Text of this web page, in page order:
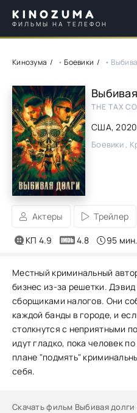
KINOZUMA
ФИЛЬМЫ НА ТЕЛЕФОН
Кинозума •Боевики •
THE TAX
США,2020
Боевики ,
Актеры Трейлер
КП 4.9 4.8 95 мин.
Местный криминальный
бизнес из-за решетки.
сборщиками налогов. Они
каждой банды в городе, и
столкнутся с неприятными
идут гладко, пока человек
плане "подмять"
себя.
Скачать фильм Выбивая